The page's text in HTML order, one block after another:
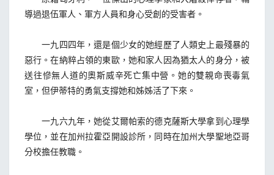
導過退伍軍人、軍方人員和身心受創的受害者。
一九四四年，還是個少女的她經歷了人類史上最殘暴的
惡行。在納粹占領的東歐，她和家人因為猶太人的身分，被
送往慘無人道的奧斯威辛死亡集中營。她的雙親命喪毒氣
室，但伊蒂特的勇氣支撐她和姊姊活了下來。
一九六九年，她從艾爾帕索的德克薩斯大學拿到心理學
學位，並在加州拉霍亞開設診所，同時在加州大學聖地亞哥
分校擔任教職。